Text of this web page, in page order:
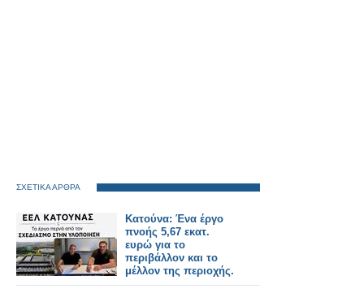
ΣΧΕΤΙΚΑ ΑΡΘΡΑ
Κατούνα: Ένα έργο
πνοής 5,67 εκατ.
ευρώ για το
περιβάλλον και το
μέλλον της περιοχής.